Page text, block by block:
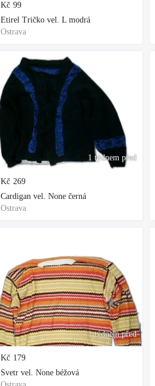
Kč 99
Etirel Tričko vel. L modrá
Ostrava
1 týdnem před
Kč 269
Cardigan vel. None černá
Ostrava
1 týdnem před
Kč 179
Svetr vel. None béžová